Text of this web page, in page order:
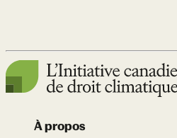
À propos